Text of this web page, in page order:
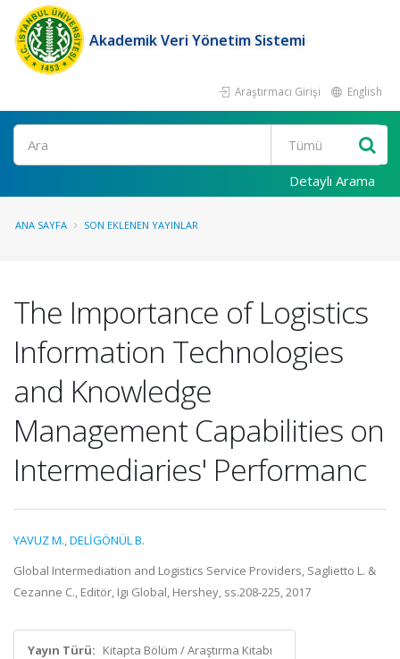
Akademik Veri Yönetim Sistemi
Araştırmacı Girişi English
Ara
Detaylı Arama
ANA SAYFA SON EKLENEN YAYINLAR
The Importance of Logistics
Information Technologies
and Knowledge
Management Capabilities on
Intermediaries' Performanc
YAVUZ M.,DELİGÖNÜL B.
Global Intermediation and Logistics Service Providers, Saglietto L. &
Cezanne C., Editör, Igı Global, Hershey, ss.208-225, 2017
Yayın Türü: Kitapta Bölüm / Araştırma Kitabı